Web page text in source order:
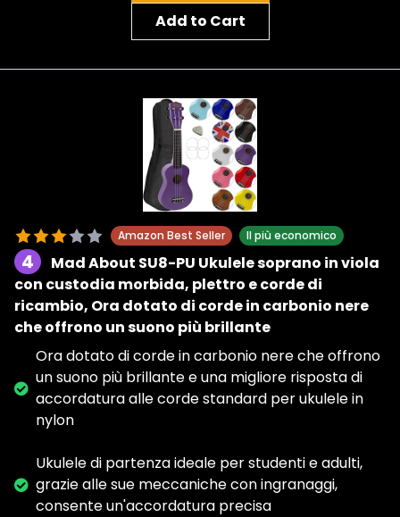
Add to Cart
Amazon Best Seller Il più economico
4
Mad About SU8-PU Ukulele soprano in viola
con custodia morbida, plettro e corde di
ricambio, Ora dotato di corde in carbonio nere
che offrono un suono più brillante
Ora dotato di corde in carbonio nere che offrono
un suono più brillante e una migliore risposta di
accordatura alle corde standard per ukulele in
nylon
Ukulele di partenza ideale per studenti e adulti,
grazie alle sue meccaniche con ingranaggi,
consente un'accordatura precisa